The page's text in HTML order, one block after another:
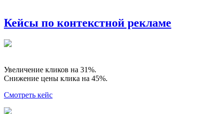
Кейсы по контекстной рекламе
Увеличение кликов на 31%.
Снижение цены клика на 45%.
Смотреть кейс